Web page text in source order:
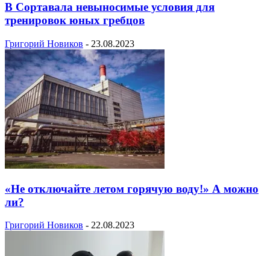
В Сортавала невыносимые условия для
тренировок юных гребцов
Григорий Новиков - 23.08.2023
«Не отключайте летом горячую воду!» А можно
ли?
Григорий Новиков - 22.08.2023